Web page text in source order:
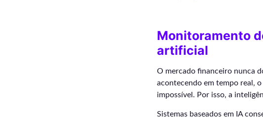
Monitoramento
artificial
O mercado financeiro nunca
acontecendo em tempo real,
impossível. Por isso, a
Sistemas baseados em IA